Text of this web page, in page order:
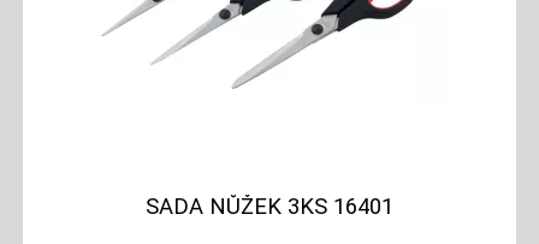
SADA NŮŽEK 3KS 16401